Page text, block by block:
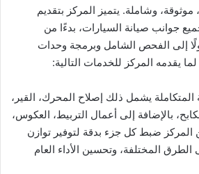
وشاملة. يتميز المركز بتقديم
جوانب صيانة السيارات، بدءًا من
إلى الفحص الشامل وبرمجة وحدات
يقدمه المركز للخدمات التالية:
المتكاملة يشمل ذلك إصلاح المحرك، القير،
بالإضافة إلى أعمال التربيط، العكوس،
ضبط كل جزء بدقة لتوفير توازن
المختلفة، وتحسين الأداء العام